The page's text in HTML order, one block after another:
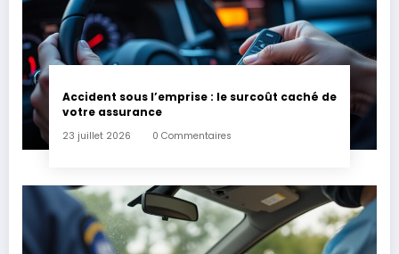
Accident sous l’emprise : le surcoût caché de
votre assurance
23 juillet 2026 0 Commentaires